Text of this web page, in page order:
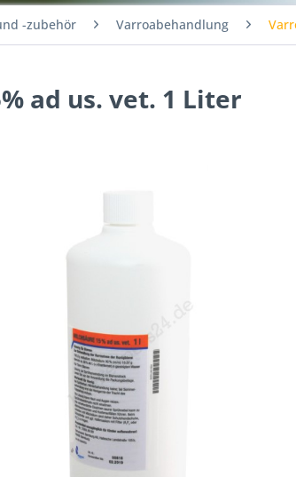
-zubehör Varroabehandlung
ad us. vet. 1 Liter